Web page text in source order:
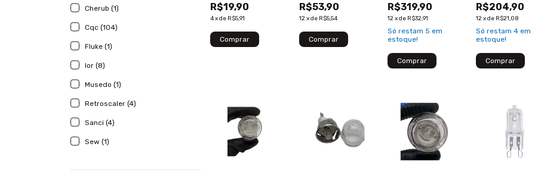
Cherub (1)
Cqc (104)
Fluke (1)
Ior (8)
Musedo (1)
Retroscaler (4)
Sanci (4)
Sew (1)
Novo - 1 Peça
R$19,90
4xde R$5,91
Peça
R$53,90
12xde R$5,54
Para Console Saturn
- Retroscaler
Bluetooth - Original
- Novo - 1 Peça
R$319,90
12xde R$32,91
Só restam 5 em
estoque!
Console N64
Bluetooth -
- Novo - 1 Peça
R$204,90
12xde R$21,08
Só restam4 em
estoque!